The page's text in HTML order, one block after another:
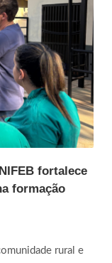
fortalece
formação
rural e